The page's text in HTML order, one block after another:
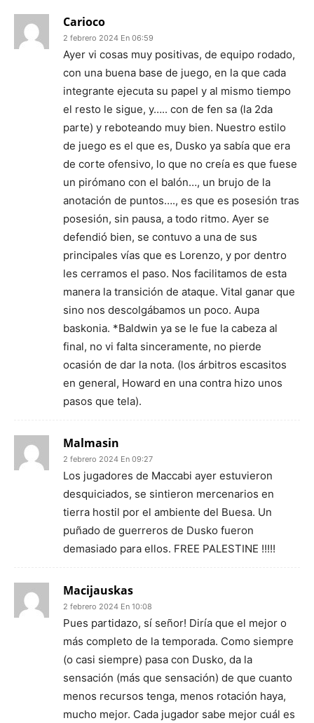
Carioco
2 febrero 2024 En 06:59
Ayer vi cosas muy positivas, de equipo rodado,
con una buena base de juego, en la que cada
integrante ejecuta su papel y al mismo tiempo
el resto le sigue, y….. con de fen sa (la 2da
parte) y reboteando muy bien. Nuestro estilo
de juego es el que es, Dusko ya sabía que era
de corte ofensivo, lo que no creía es que fuese
un pirómano con el balón…, un brujo de la
anotación de puntos…., es que es posesión tras
posesión, sin pausa, a todo ritmo. Ayer se
defendió bien, se contuvo a una de sus
principales vías que es Lorenzo, y por dentro
les cerramos el paso. Nos facilitamos de esta
manera la transición de ataque. Vital ganar que
sino nos descolgábamos un poco. Aupa
baskonia. *Baldwin ya se le fue la cabeza al
final, no vi falta sinceramente, no pierde
ocasión de dar la nota. (los árbitros escasitos
en general, Howard en una contra hizo unos
pasos que tela).
Malmasin
2 febrero 2024 En 09:27
Los jugadores de Maccabi ayer estuvieron
desquiciados, se sintieron mercenarios en
tierra hostil por el ambiente del Buesa. Un
puñado de guerreros de Dusko fueron
demasiado para ellos. FREE PALESTINE !!!!!
Macijauskas
2 febrero 2024 En 10:08
Pues partidazo, sí señor! Diría que el mejor o
más completo de la temporada. Como siempre
(o casi siempre) pasa con Dusko, da la
sensación (más que sensación) de que cuanto
menos recursos tenga, menos rotación haya,
mucho mejor. Cada jugador sabe mejor cuál es